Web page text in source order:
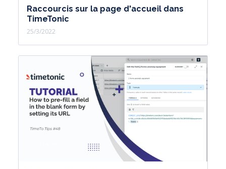
Raccourcis sur la page d'accueil dans
TimeTonic
25/3/2022